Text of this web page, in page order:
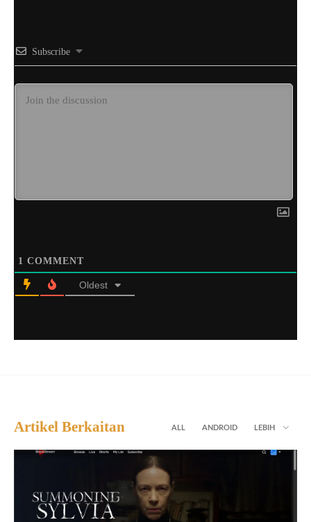
Subscribe
1 COMMENT
Oldest
Artikel Berkaitan ALL ANDROID LEBIH